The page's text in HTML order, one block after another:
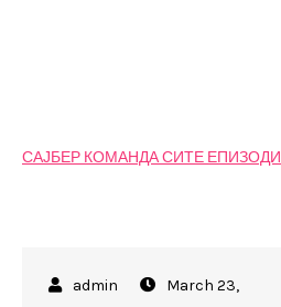
САЈБЕР КОМАНДА СИТЕ ЕПИЗОДИ
March 23,